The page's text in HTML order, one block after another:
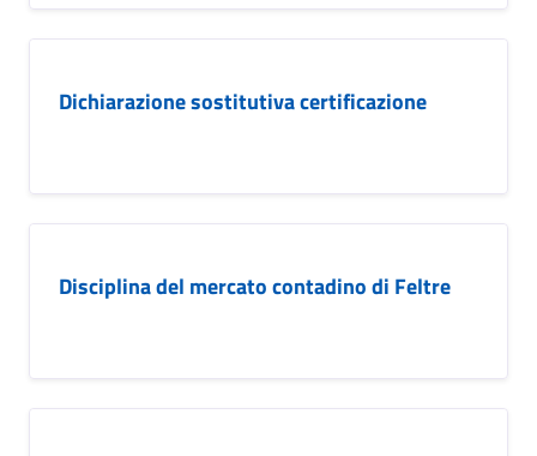
Dichiarazione sostitutiva certificazione
Disciplina del mercato contadino di Feltre